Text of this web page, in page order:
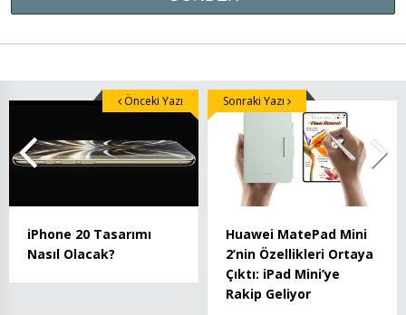
iPhone 20 Tasarımı
Nasıl Olacak?
Önceki Yazı
Huawei MatePad Mini
2’nin Özellikleri Ortaya
Çıktı: iPad Mini’ye
Rakip Geliyor
Sonraki Yazı